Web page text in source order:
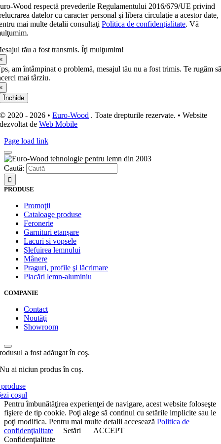
Wood respectă prevederile Regulamentului 2016/679/UE privind
datelor cu caracter personal şi libera circulaţie a acestor date,
mai multe detalii consultaţiPolitica de confidenţialitate. Vă
tău a fost transmis. Îţi mulţumim!
am întâmpinat o problemă, mesajul tău nu a fost trimis. Te rugăm
mai târziu.
Închide
© 2020 - 2026 •Euro-Wood . Toate drepturile rezervate. • Website
dezvoltat deWeb Mobile
Page load link
Caută:
PRODUSE
Promoţii
Cataloage produse
Feronerie
Garnituri etanşare
Lacuri si vopsele
Şlefuirea lemnului
Mânere
Praguri, profile şi lăcrimare
Placări lemn-aluminiu
COMPANIE
Contact
Noutăţi
Showroom
a fost adăugat în coş.
Nu ai niciun produs în coș.
coşul
Pentru îmbunătăţirea experienţei de navigare, acest website foloseşte
fişiere de tip cookie. Poţi alege să continui cu setările implicite sau le
poţi modifica. Pentru mai multe detalii accesează Politica de
confidenţialitate
Setări
ACCEPT
Confidenţialitate